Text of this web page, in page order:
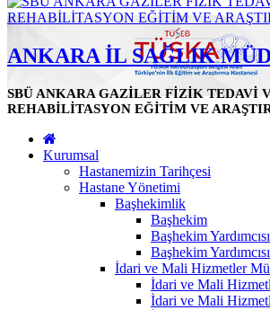
ANKARA İL SAĞLIK
SBÜ ANKARA GAZİLER FİZİK TEDAVİ
REHABİLİTASYON EĞİTİM VE
Kurumsal
Hastanemizin Tarihçesi
Hastane Yönetimi
Başhekimlik
Başhekim
Başhekim Yardımcısı
Başhekim Yardımcısı
İdari ve Mali Hizmetler
İdari ve Mali
İdari ve Mali